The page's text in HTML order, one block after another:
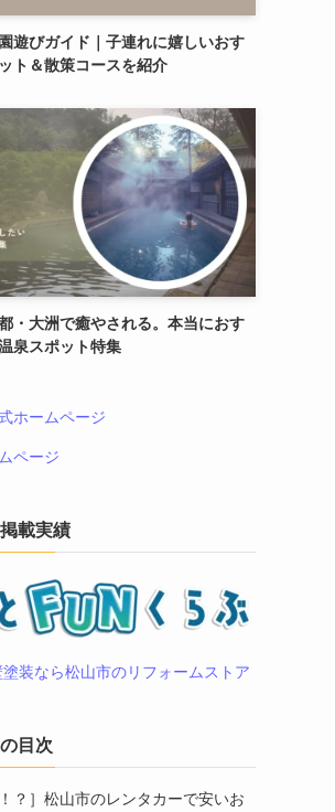
遊びガイド｜子連れに嬉しいおす
ト＆散策コースを紹介
・大洲で癒やされる。本当におす
泉スポット特集
ホームページ
ページ
載実績
装なら松山市のリフォームストア
目次
！？］松山市のレンタカーで安いお